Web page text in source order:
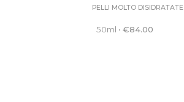
PELLI MOLTO DISIDRATATE
50ml •€84.00